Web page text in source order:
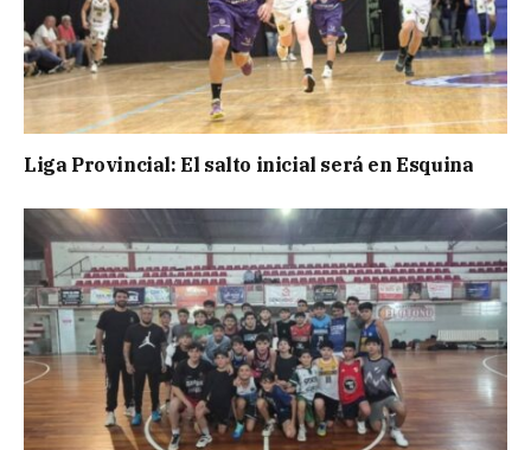
Liga Provincial: El salto inicial será en Esquina